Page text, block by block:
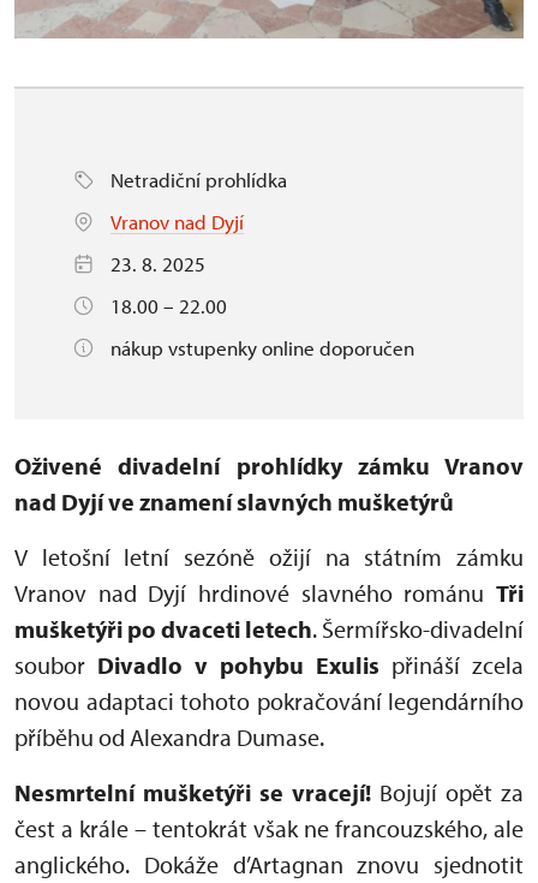
Netradiční prohlídka
Vranov nad Dyjí
23. 8. 2025
18.00 – 22.00
nákup vstupenky online doporučen
Oživené divadelní prohlídky zámku Vranov
nad Dyjí ve znamení slavných mušketýrů
V letošní letní sezóně ožijí na státním zámku
Vranov nad Dyjí hrdinové slavného románu Tři
mušketýři po dvaceti letech. Šermířsko-divadelní
soubor Divadlo v pohybu Exulis přináší zcela
novou adaptaci tohoto pokračování legendárního
příběhu od Alexandra Dumase.
Nesmrtelní mušketýři se vracejí! Bojují opět za
čest a krále – tentokrát však ne francouzského, ale
anglického. Dokáže d’Artagnan znovu sjednotit